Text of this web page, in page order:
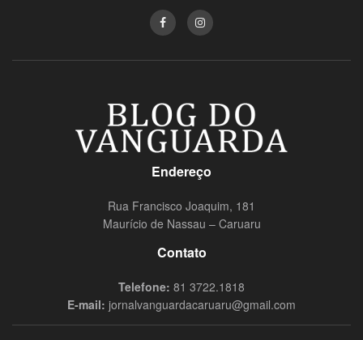
Endereço
Rua Francisco Joaquim, 181
Maurício de Nassau – Caruaru
Contato
Telefone: 81 3722.1818
E-mail: jornalvanguardacaruaru@gmail.com